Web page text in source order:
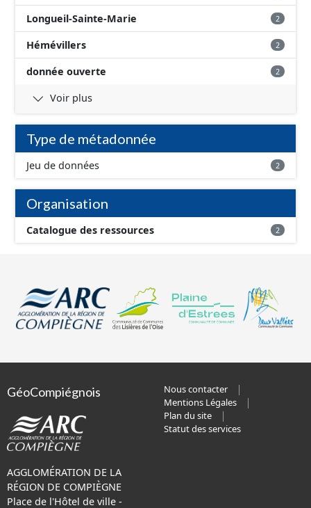
Longueil-Sainte-Marie 2
Hémévillers 2
donnée ouverte 2
Voir plus
Type de métadonnée
Jeu de données 2
Organisation
Catalogue des ressources 2
GéoCompiégnois
AGGLOMÉRATION DE LA
RÉGION DE COMPIÈGNE
Place de l'Hôtel de ville -
Nous contacter
Mentions Légales
Plan du site
Statut des services